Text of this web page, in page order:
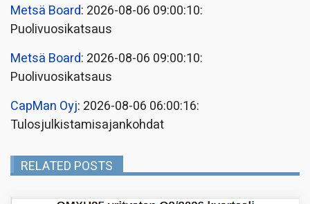
Metsä Board: 2026-08-06 09:00:10:
Puolivuosikatsaus
Metsä Board: 2026-08-06 09:00:10:
Puolivuosikatsaus
CapMan Oyj: 2026-08-06 06:00:16:
Tulosjulkistamisajankohdat
RELATED POSTS